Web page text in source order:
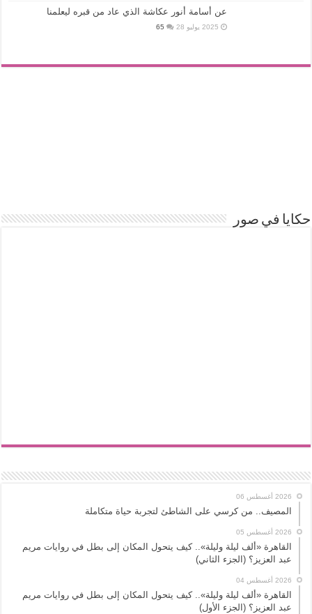
عن أسامة أنور عكاشة الذي عاد من قبره ليعلمنا
2025 يوليو 28 65
حكايا في صور
2026 أغسطس 06
المصيف.. من كرسي على الشاطئ لتجربة حياة متكاملة
2026 أغسطس 05
القاهرة «ألف ليلة وليلة».. كيف يتحول المكان إلى بطل في روايات مريم
عبد العزيز؟ (الجزء الثاني)
2026 أغسطس 04
القاهرة «ألف ليلة وليلة».. كيف يتحول المكان إلى بطل في روايات مريم
عبد العزيز؟ (الجزء الأول)